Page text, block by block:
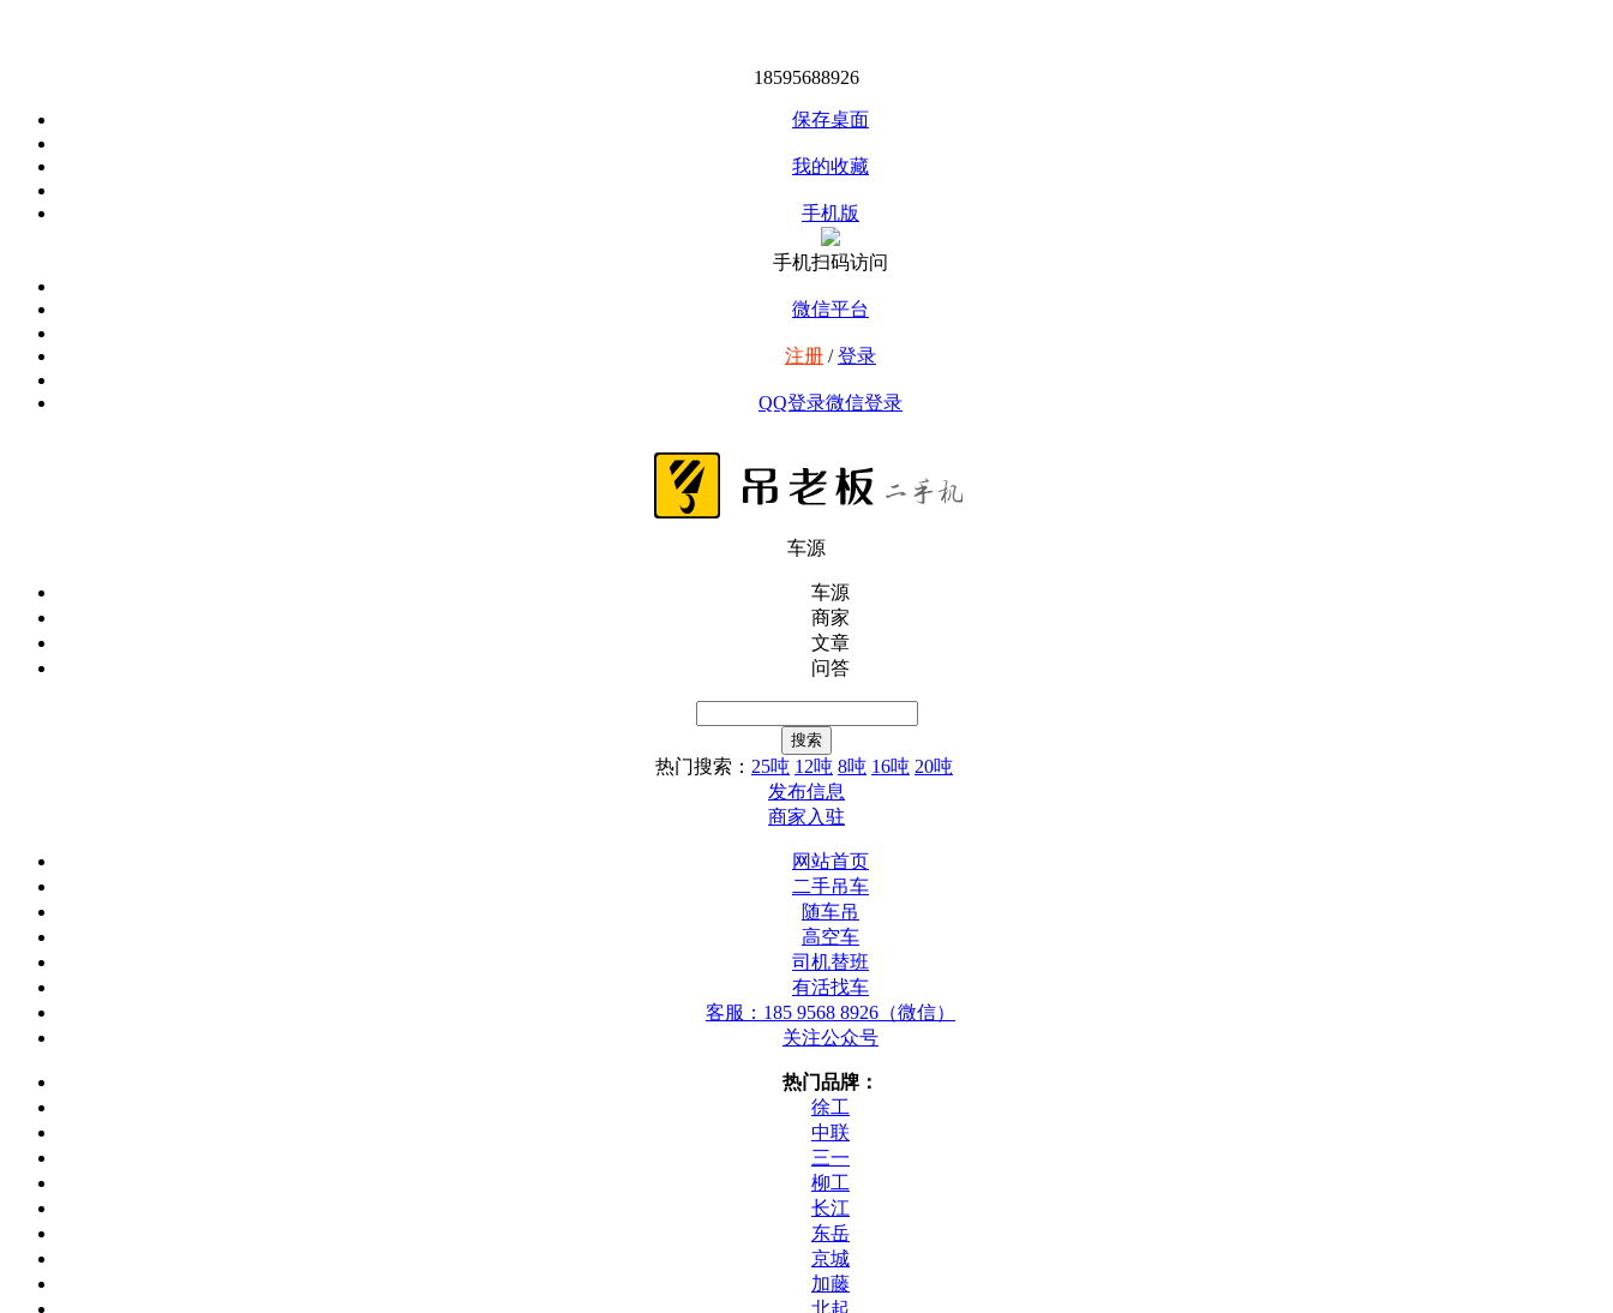
18595688926
保存桌面
我的收藏
手机版
手机扫码访问
微信平台
注册 /登录
QQ登录微信登录
车源
车源
商家
文章
问答
热门搜索： 25吨 12吨 8吨 16吨 20吨
发布信息
商家入驻
网站首页
二手吊车
随车吊
高空车
司机替班
有活找车
客服：185 9568 8926（微信）
关注公众号
热门品牌：
徐工
中联
三一
柳工
长江
东岳
京城
加藤
北起